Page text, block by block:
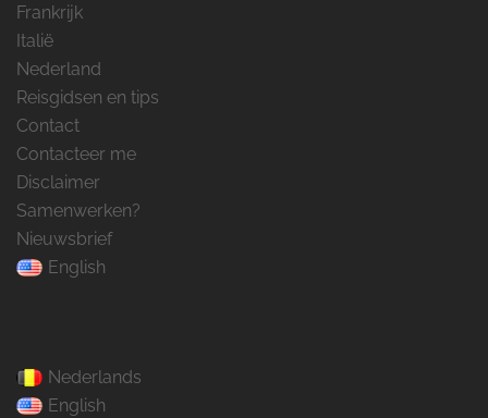
Frankrijk
Italië
Nederland
Reisgidsen en tips
Contact
Contacteer me
Disclaimer
Samenwerken?
Nieuwsbrief
English
Nederlands
English